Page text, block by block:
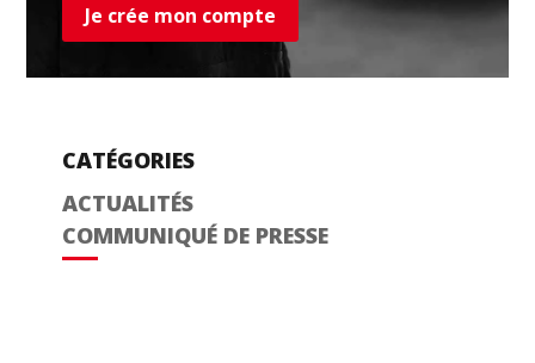
Je crée mon compte
CATÉGORIES
ACTUALITÉS
COMMUNIQUÉ DE PRESSE